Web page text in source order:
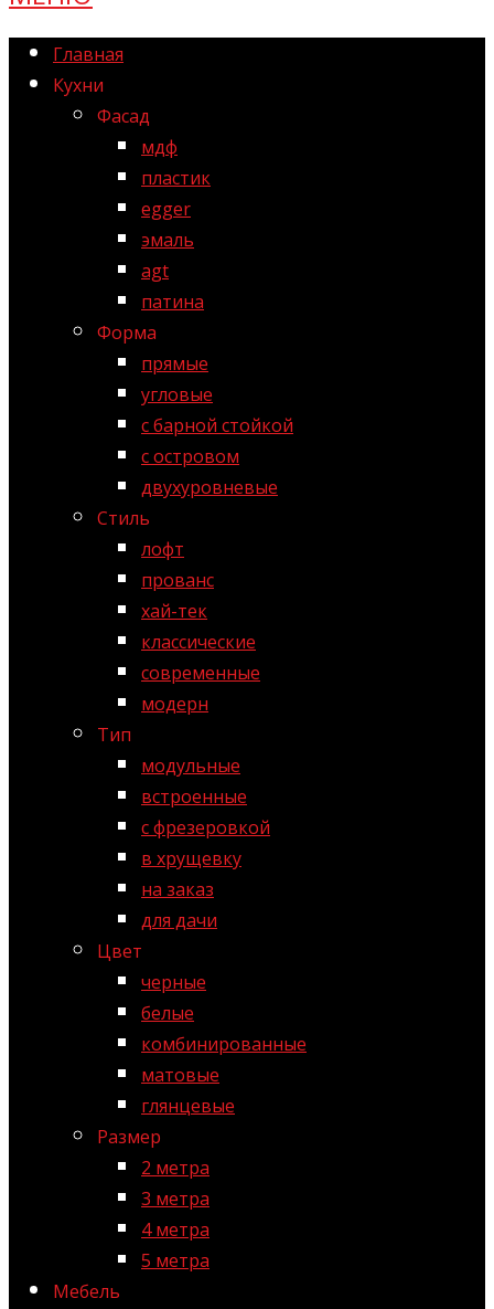
Главная
Кухни
Фасад
мдф
пластик
egger
эмаль
agt
патина
Форма
прямые
угловые
с барной стойкой
с островом
двухуровневые
Стиль
лофт
прованс
хай-тек
классические
современные
модерн
Тип
модульные
встроенные
с фрезеровкой
в хрущевку
на заказ
для дачи
Цвет
черные
белые
комбинированные
матовые
глянцевые
Размер
2 метра
3 метра
4 метра
5 метра
Мебель